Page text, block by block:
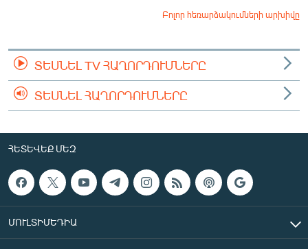
Բոլոր հեռարձակումների արխիվը
ՏԵՍՆԵԼ TV ՀԱՂՈՐԴՈՒՄՆԵՐԸ
ՏԵՍՆԵԼ ՀԱՂՈՐԴՈՒՄՆԵՐԸ
ՀԵՏԵՎԵՔ ՄԵԶ
ՄՈՒԼՏԻՄԵԴԻԱ